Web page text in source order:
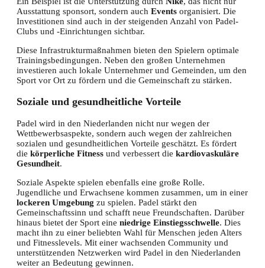
Ausstattung sponsort, sondern auch Events organisiert. Die
Investitionen sind auch in der steigenden Anzahl von Padel-
Clubs und -Einrichtungen sichtbar.
Diese Infrastrukturmaßnahmen bieten den Spielern optimale
Trainingsbedingungen. Neben den großen Unternehmen
investieren auch lokale Unternehmer und Gemeinden, um den
Sport vor Ort zu fördern und die Gemeinschaft zu stärken.
Soziale und gesundheitliche Vorteile
Padel wird in den Niederlanden nicht nur wegen der
Wettbewerbsaspekte, sondern auch wegen der zahlreichen
sozialen und gesundheitlichen Vorteile geschätzt. Es fördert
die körperliche Fitness und verbessert die kardiovaskuläre
Gesundheit.
Soziale Aspekte spielen ebenfalls eine große Rolle.
Jugendliche und Erwachsene kommen zusammen, um in einer
lockeren Umgebung zu spielen. Padel stärkt den
Gemeinschaftssinn und schafft neue Freundschaften. Darüber
hinaus bietet der Sport eine niedrige Einstiegsschwelle. Dies
macht ihn zu einer beliebten Wahl für Menschen jeden Alters
und Fitnesslevels. Mit einer wachsenden Community und
unterstützenden Netzwerken wird Padel in den Niederlanden
weiter an Bedeutung gewinnen.